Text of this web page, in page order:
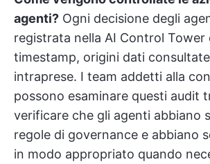
agenti? Ogni decisione degli
registrata nella AI Control Tower
timestamp, origini dati
intraprese. I team addetti alla
possono esaminare questi audit
verificare che gli agenti abbiano
regole di governance e abbiano
in modo appropriato quando